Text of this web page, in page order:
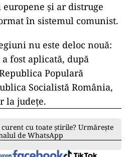
și ar distruge
în sistemul comunist.
nu este deloc nouă:
fost aplicată, după
Populară
Socialistă România,
la județe.
cu toate știrile? Urmărește
de WhatsApp